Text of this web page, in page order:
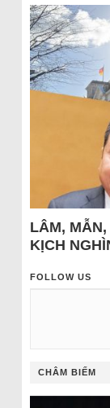
LÂM,
KỊCH
FOLLOW US
CHÂM BIẾM